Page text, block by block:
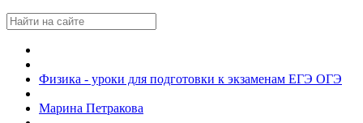
Физика - уроки для подготовки к экзаменам ЕГЭ ОГЭ
Марина Петракова